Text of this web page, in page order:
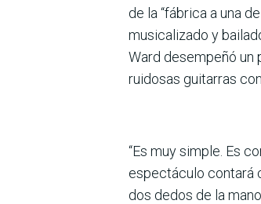
de la “fábrica a una
musicalizado y
Ward desempeñó un
ruidosas guitarras
“Es muy simple. Es
espectáculo contará
dos dedos de la